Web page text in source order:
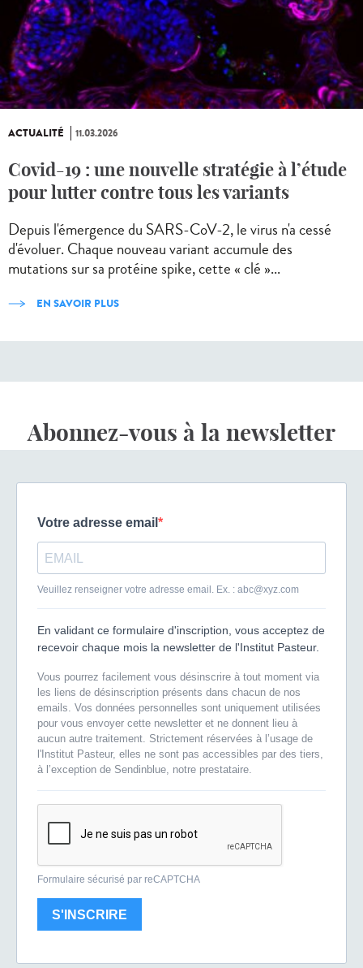
ACTUALITÉ 11.03.2026
Covid-19 : une nouvelle stratégie à l’étude
pour lutter contre tous les variants
Depuis l'émergence du SARS-CoV-2, le virus n'a cessé
d'évoluer. Chaque nouveau variant accumule des
mutations sur sa protéine spike, cette « clé »...
EN SAVOIR PLUS
Abonnez-vous à la newsletter